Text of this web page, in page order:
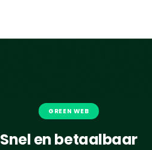
GREEN WEB
Snel en betaalbaar